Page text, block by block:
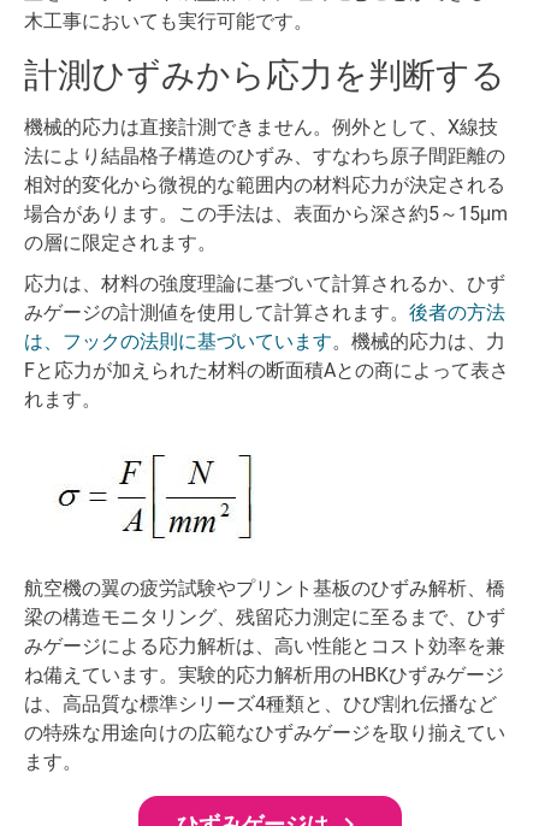
木工事においても実行可能です。
計測ひずみから応力を判断する
機械的応力は直接計測できません。例外として、X線技
法により結晶格子構造のひずみ、すなわち原子間距離の
相対的変化から微視的な範囲内の材料応力が決定される
場合があります。この手法は、表面から深さ約5～15μm
の層に限定されます。
応力は、材料の強度理論に基づいて計算されるか、ひず
みゲージの計測値を使用して計算されます。 後者の方法
は、フックの法則に基づいています。機械的応力は、力
Fと応力が加えられた材料の断面積Aとの商によって表さ
れます。
航空機の翼の疲労試験やプリント基板のひずみ解析、橋
梁の構造モニタリング、残留応力測定に至るまで、ひず
みゲージによる応力解析は、高い性能とコスト効率を兼
ね備えています。実験的応力解析用のHBKひずみゲージ
は、高品質な標準シリーズ4種類と、ひび割れ伝播など
の特殊な用途向けの広範なひずみゲージを取り揃えてい
ます。